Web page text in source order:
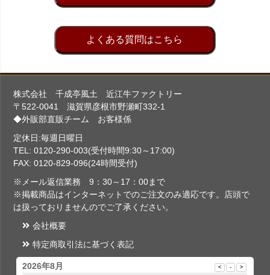
よくある質問はこちら
株式会社 千成亭風土 近江牛ファクトリー
〒522-0041 滋賀県彦根市野瀬町332-1
◆外販部直販チーム お客様係
定休日:毎週日曜日
TEL: 0120-290-003(受付時間9:30～17:00)
FAX: 0120-829-096(24時間受付)
※メール返信業務 9：30～17：00まで
※掲載商品はインターネットでのご注文のみ適応です。店頭で
は扱っておりませんのでご了承ください。
会社概要
特定商取引法に基づく表記
2026年8月